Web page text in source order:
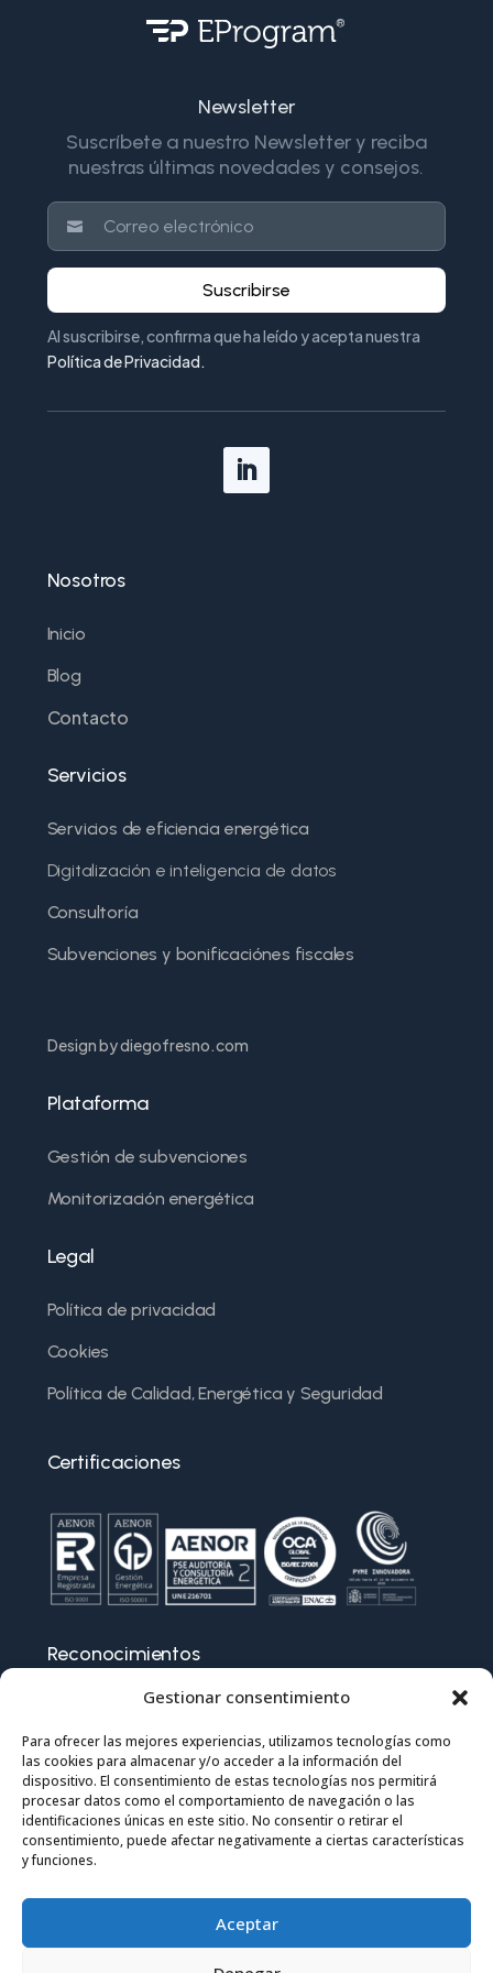
Gestionar consentimiento
Para ofrecer las mejores experiencias, utilizamos tecnologías como
las cookies para almacenar y/o acceder a la información del
dispositivo. El consentimiento de estas tecnologías nos permitirá
procesar datos como el comportamiento de navegación o las
identificaciones únicas en este sitio. No consentir o retirar el
consentimiento, puede afectar negativamente a ciertas características
y funciones.
Aceptar
Newsletter
Suscríbete a nuestro Newsletter y reciba
nuestras últimas novedades y consejos.
Suscribirse
Al suscribirse, confirma que ha leído y acepta nuestra
Política de Privacidad.
Nosotros
Inicio
Blog
Contacto
Servicios
Servicios de eficiencia energética
Digitalización e inteligencia de datos
Consultoría
Subvenciones y bonificaciónes fiscales
Design by diegofresno.com
Plataforma
Gestión de subvenciones
Monitorización energética
Legal
Política de privacidad
Cookies
Política de Calidad, Energética y Seguridad
Certificaciones
Reconocimientos